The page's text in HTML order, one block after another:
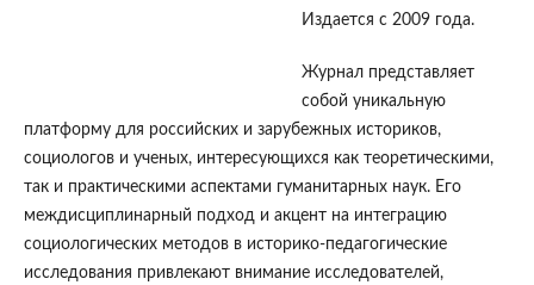
Издается с 2009 года.
Журнал представляет
собой уникальную
платформу для российских и зарубежных историков,
социологов и ученых, интересующихся как теоретическими,
так и практическими аспектами гуманитарных наук. Его
междисциплинарный подход и акцент на интеграцию
социологических методов в историко-педагогические
исследования привлекают внимание исследователей,